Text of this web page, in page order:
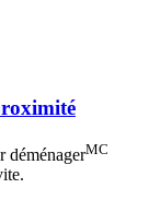
déménagerMC